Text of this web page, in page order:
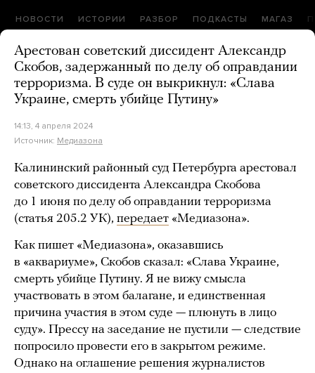
НОВОСТИ ИСТОРИИ РАЗБОР ПОДКАСТЫ МАГАЗ
Арестован советский диссидент Александр
Скобов, задержанный по делу об оправдании
терроризма. В суде он выкрикнул: «Слава
Украине, смерть убийце Путину»
14:13, 4 апреля 2024
Источник: Медиазона
Калининский районный суд Петербурга арестовал
советского диссидента Александра Скобова
до 1 июня по делу об оправдании терроризма
(статья 205.2 УК), передает «Медиазона».
Как пишет «Медиазона», оказавшись
в «аквариуме», Скобов сказал: «Слава Украине,
смерть убийце Путину. Я не вижу смысла
участвовать в этом балагане, и единственная
причина участия в этом суде — плюнуть в лицо
суду». Прессу на заседание не пустили — следствие
попросило провести его в закрытом режиме.
Однако на оглашение решения журналистов